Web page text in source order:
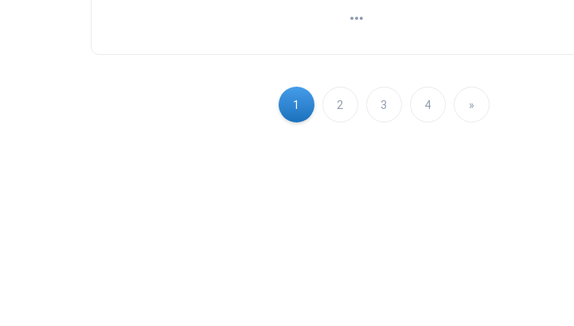
1 2 3 4 »